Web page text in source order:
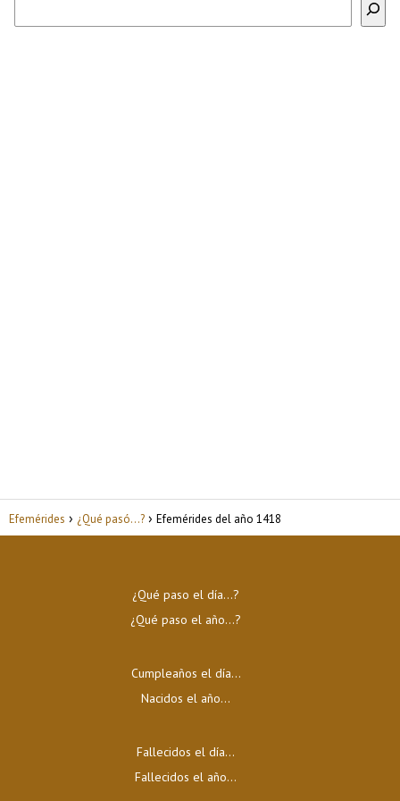
Efemérides ¿Qué pasó...? Efemérides del año 1418
¿Qué paso el día…?
¿Qué paso el año…?
Cumpleaños el día…
Nacidos el año…
Fallecidos el día…
Fallecidos el año…